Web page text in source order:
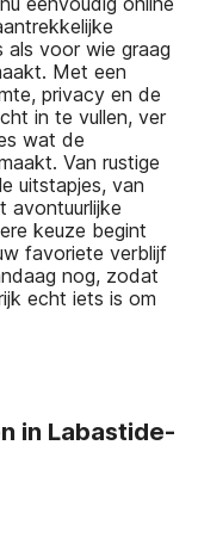
voor wie graag
Met een
privacy en de
in te vullen, ver
wat de
Van rustige
uitstapjes, van
avontuurlijke
keuze begint
favoriete verblijf
nog, zodat
echt iets is om
in Labastide-